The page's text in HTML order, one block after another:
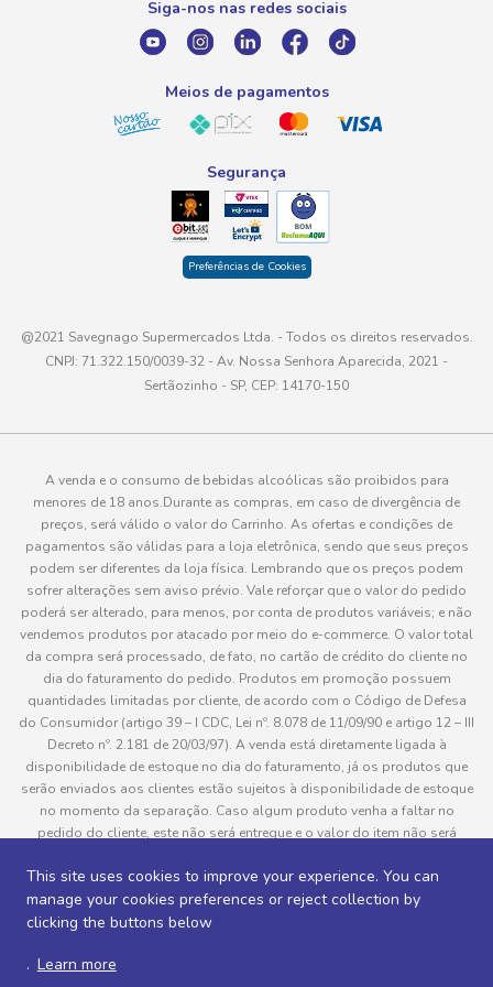
This site uses cookies to improve your experience. You can
manage your cookies preferences or reject collection by
clicking the buttons below
. Learn more
atendimento@savegnago.com.br
Siga-nos nas redes sociais
Meios de pagamentos
Segurança
Preferências de Cookies
@2021 Savegnago Supermercados Ltda. - Todos os direitos reservados.
CNPJ: 71.322.150/0039-32 - Av. Nossa Senhora Aparecida, 2021 -
Sertãozinho - SP, CEP: 14170-150
A venda e o consumo de bebidas alcoólicas são proibidos para
menores de 18 anos.Durante as compras, em caso de divergência de
preços, será válido o valor do Carrinho. As ofertas e condições de
pagamentos são válidas para a loja eletrônica, sendo que seus preços
podem ser diferentes da loja física. Lembrando que os preços podem
sofrer alterações sem aviso prévio. Vale reforçar que o valor do pedido
poderá ser alterado, para menos, por conta de produtos variáveis; e não
vendemos produtos por atacado por meio do e-commerce. O valor total
da compra será processado, de fato, no cartão de crédito do cliente no
dia do faturamento do pedido. Produtos em promoção possuem
quantidades limitadas por cliente, de acordo com o Código de Defesa
do Consumidor (artigo 39 – I CDC, Lei nº. 8.078 de 11/09/90 e artigo 12 – III
Decreto nº. 2.181 de 20/03/97). A venda está diretamente ligada à
disponibilidade de estoque no dia do faturamento, já os produtos que
serão enviados aos clientes estão sujeitos à disponibilidade de estoque
no momento da separação. Caso algum produto venha a faltar no
pedido do cliente, este não será entregue e o valor do item não será
divergência com o produto real e todos os pedidos estão sujeitos à
confirmação de dados do cliente. Informações sobre entrega, podem ser
consultadas em “Política de Entregas”